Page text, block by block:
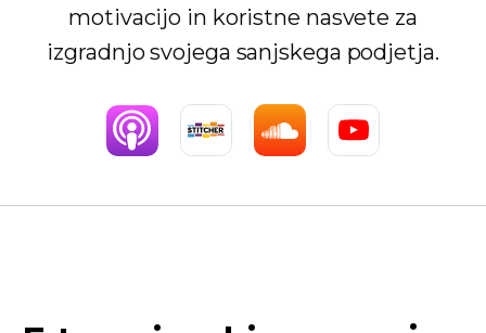
motivacijo in koristne nasvete za
izgradnjo svojega sanjskega podjetja.